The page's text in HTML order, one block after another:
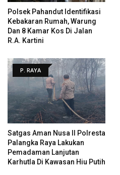
Polsek Pahandut Identifikasi
Kebakaran Rumah, Warung
Dan 8 Kamar Kos Di Jalan
R.A. Kartini
P. RAYA
Satgas Aman Nusa II Polresta
Palangka Raya Lakukan
Pemadaman Lanjutan
Karhutla Di Kawasan Hiu Putih